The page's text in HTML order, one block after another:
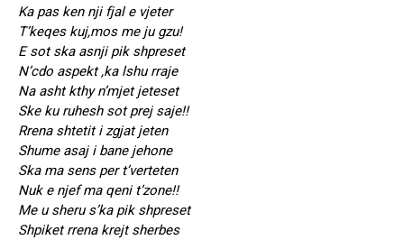
Ka pas ken nji fjal e vjeter
T’keqes kuj,mos me ju gzu!
E sot ska asnji pik shpreset
N’cdo aspekt ,ka lshu rraje
Na asht kthy n’mjet jeteset
Ske ku ruhesh sot prej saje!!
Rrena shtetit i zgjat jeten
Shume asaj i bane jehone
Ska ma sens per t’verteten
Nuk e njef ma qeni t’zone!!
Me u sheru s’ka pik shpreset
Shpiket rrena krejt sherbes